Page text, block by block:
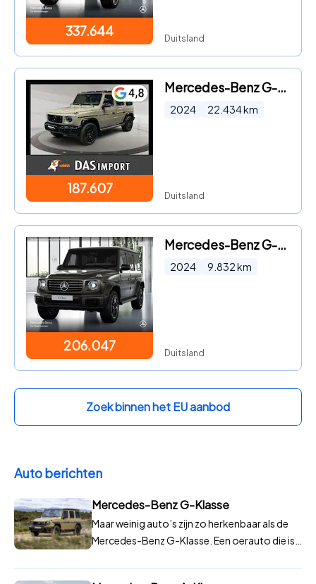
337.644 Duitsland
187.607
Mercedes-Benz G-klasse - d Exclusive
2024 22.434km
Duitsland
206.047
Mercedes-Benz G-klasse - AMG Line
2024 9.832km
Duitsland
Zoek binnen het EU aanbod
Auto berichten
Mercedes-Benz G-Klasse
Maar weinig auto’s zijn zo herkenbaar als de
Mercedes-Benz G-Klasse. Een oerauto die is